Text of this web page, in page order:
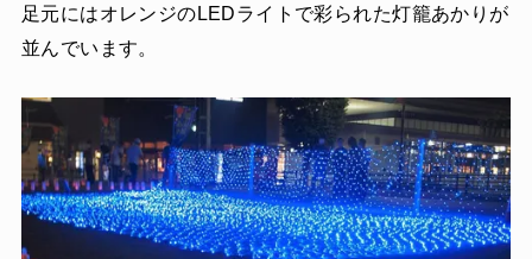
足元にはオレンジのLEDライトで彩られた灯籠あかりが
並んでいます。